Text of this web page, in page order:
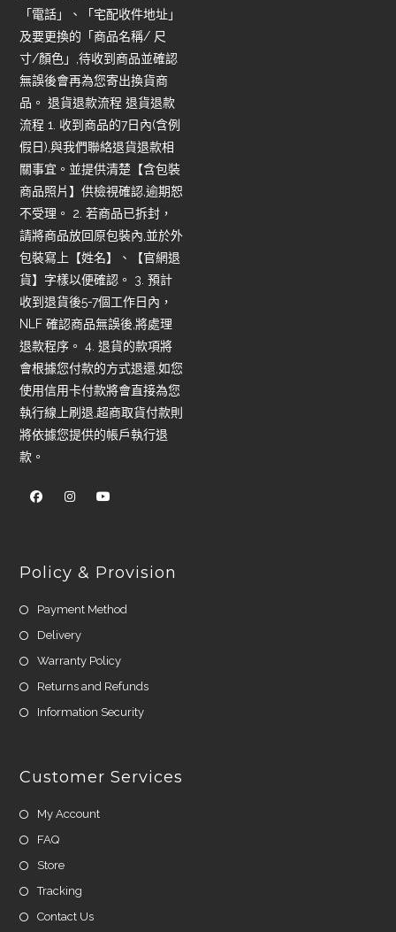
「電話」、「宅配收件地址」
及要更換的「商品名稱/ 尺
寸/顏色」,待收到商品並確認
無誤後會再為您寄出換貨商
品。 退貨退款流程 退貨退款
流程 1. 收到商品的7日內(含例
假日),與我們聯絡退貨退款相
關事宜。並提供清楚【含包裝
商品照片】供檢視確認,逾期恕
不受理。 2. 若商品已拆封，
請將商品放回原包裝內,並於外
包裝寫上【姓名】、【官網退
貨】字樣以便確認。 3. 預計
收到退貨後5-7個工作日內，
NLF 確認商品無誤後,將處理
退款程序。 4. 退貨的款項將
會根據您付款的方式退還,如您
使用信用卡付款將會直接為您
執行線上刷退,超商取貨付款則
將依據您提供的帳戶執行退
款。
Policy & Provision
Payment Method
Delivery
Warranty Policy
Returns and Refunds
Information Security
Customer Services
My Account
FAQ
Store
Tracking
Contact Us